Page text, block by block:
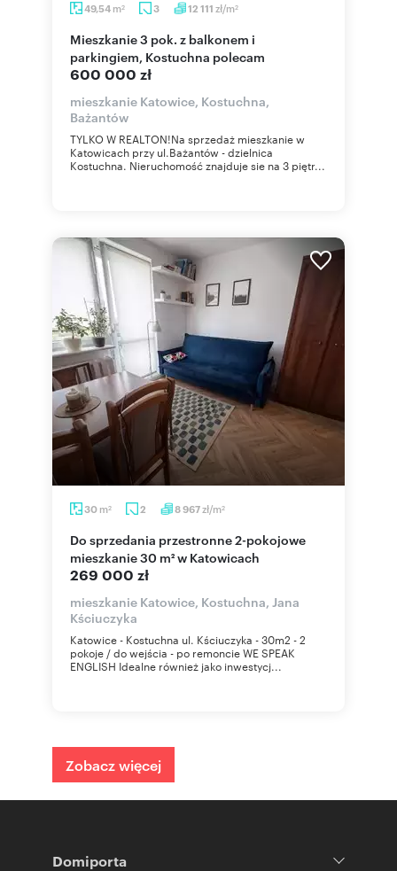
49,54 m2 3 12 111 zł/m2
Mieszkanie 3 pok. z balkonem i
parkingiem, Kostuchna polecam
600 000 zł
mieszkanie Katowice, Kostuchna,
Bażantów
TYLKO W REALTON!Na sprzedaż mieszkanie w
Katowicach przy ul.Bażantów - dzielnica
Kostuchna. Nieruchomość znajduje sie na 3 piętr...
30 m2 2 8 967zł/m2
Do sprzedania przestronne 2-pokojowe
mieszkanie 30 m² w Katowicach
269 000 zł
mieszkanie Katowice, Kostuchna, Jana
Kściuczyka
Katowice - Kostuchna ul. Kściuczyka - 30m2 - 2
pokoje / do wejścia - po remoncie WE SPEAK
ENGLISH Idealne również jako inwestycj...
Zobacz więcej
Domiporta